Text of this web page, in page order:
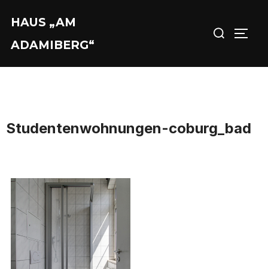
Inhalten
springen
HAUS „AM
ADAMIBERG“
nach:
Studentenwohnungen-coburg_bad